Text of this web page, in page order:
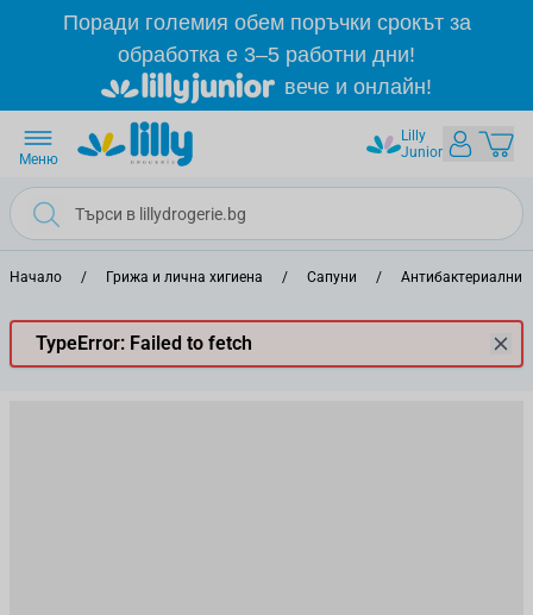
Прескачане към съдържанието
Поради големия обем поръчки срокът за
обработка е 3–5 работни дни!
вече и онлайн!
Lilly
Junior
Меню
Начало / Грижа и лична хигиена / Сапуни / Антибактериални
TypeError: Failed to fetch